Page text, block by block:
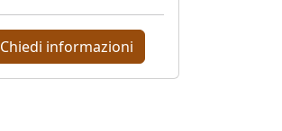
Chiedi informazioni